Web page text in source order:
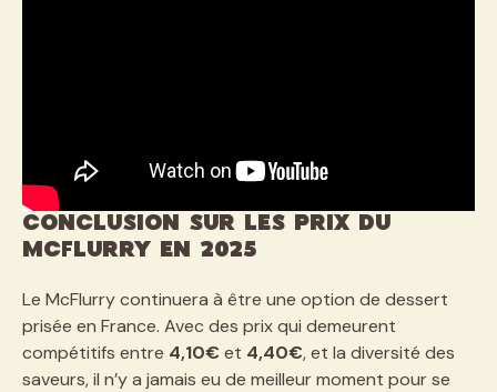
Conclusion sur les prix du
McFlurry en 2025
Le McFlurry continuera à être une option de dessert
prisée en France. Avec des prix qui demeurent
compétitifs entre 4,10€ et 4,40€, et la diversité des
saveurs, il n’y a jamais eu de meilleur moment pour se